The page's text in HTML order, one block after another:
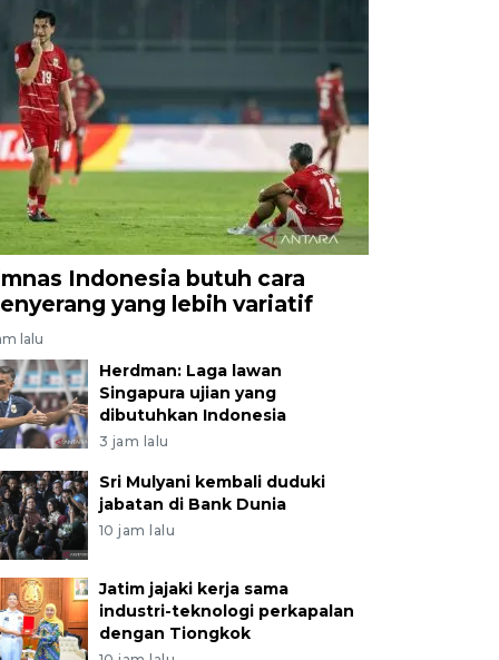
Indonesia butuh cara
yang lebih variatif
lalu
Herdman: Laga lawan
Singapura ujian yang
dibutuhkan Indonesia
3 jam lalu
Sri Mulyani kembali duduki
jabatan di Bank Dunia
10 jam lalu
Jatim jajaki kerja sama
industri-teknologi perkapalan
dengan Tiongkok